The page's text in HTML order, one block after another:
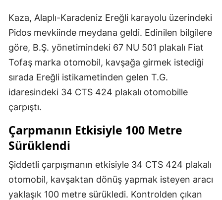
Kaza, Alaplı-Karadeniz Ereğli karayolu üzerindeki
Pidos mevkiinde meydana geldi. Edinilen bilgilere
göre, B.Ş. yönetimindeki 67 NU 501 plakalı Fiat
Tofaş marka otomobil, kavşağa girmek istediği
sırada Ereğli istikametinden gelen T.G.
idaresindeki 34 CTS 424 plakalı otomobille
çarpıştı.
Çarpmanın Etkisiyle 100 Metre
Sürüklendi
Şiddetli çarpışmanın etkisiyle 34 CTS 424 plakalı
otomobil, kavşaktan dönüş yapmak isteyen aracı
yaklaşık 100 metre sürükledi. Kontrolden çıkan